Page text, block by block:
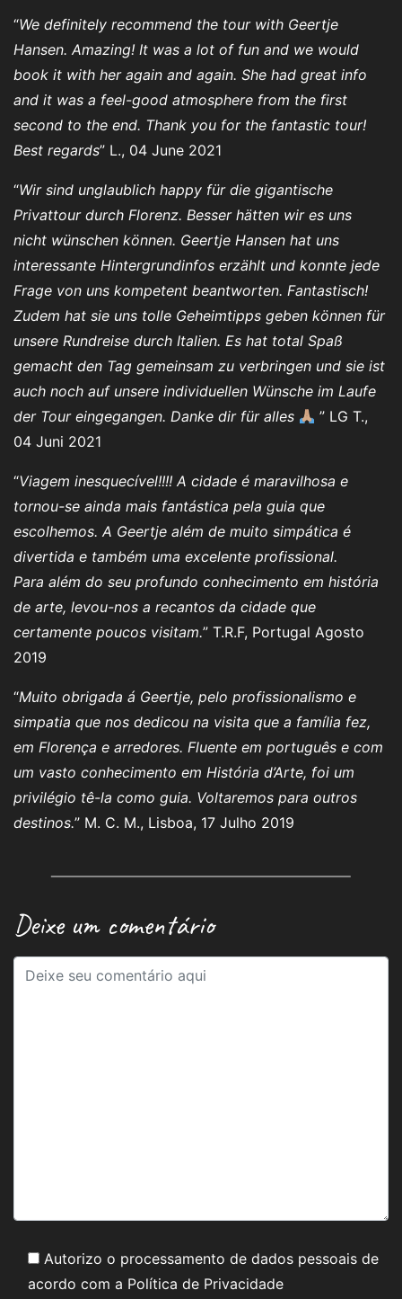
“We definitely recommend the tour with Geertje
Hansen. Amazing! It was a lot of fun and we would
book it with her again and again. She had great info
and it was a feel-good atmosphere from the first
second to the end. Thank you for the fantastic tour!
Best regards” L., 04 June 2021
“Wir sind unglaublich happy für die gigantische
Privattour durch Florenz. Besser hätten wir es uns
nicht wünschen können. Geertje Hansen hat uns
interessante Hintergrundinfos erzählt und konnte jede
Frage von uns kompetent beantworten. Fantastisch!
Zudem hat sie uns tolle Geheimtipps geben können für
unsere Rundreise durch Italien. Es hat total Spaß
gemacht den Tag gemeinsam zu verbringen und sie ist
auch noch auf unsere individuellen Wünsche im Laufe
der Tour eingegangen. Danke dir für alles
” LG T.,
04 Juni 2021
“Viagem inesquecível!!!! A cidade é maravilhosa e
tornou-se ainda mais fantástica pela guia que
escolhemos. A Geertje além de muito simpática é
divertida e também uma excelente profissional.
Para além do seu profundo conhecimento em história
de arte, levou-nos a recantos da cidade que
certamente poucos visitam.” T.R.F, Portugal Agosto
2019
“Muito obrigada á Geertje, pelo profissionalismo e
simpatia que nos dedicou na visita que a família fez,
em Florença e arredores. Fluente em português e com
um vasto conhecimento em História d’Arte, foi um
privilégio tê-la como guia. Voltaremos para outros
destinos.” M. C. M., Lisboa, 17 Julho 2019
Deixe um comentário
Autorizo o processamento de dados pessoais de
acordo com a Política de Privacidade